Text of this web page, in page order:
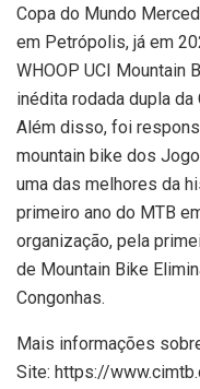
Copa do Mundo
em Petrópolis, já em
WHOOP UCI Mountain
inédita rodada dupla da
Além disso, foi
mountain bike dos
uma das melhores da
primeiro ano do MTB
organização, pela
de Mountain Bike
Congonhas.
Mais informações
Site: https://